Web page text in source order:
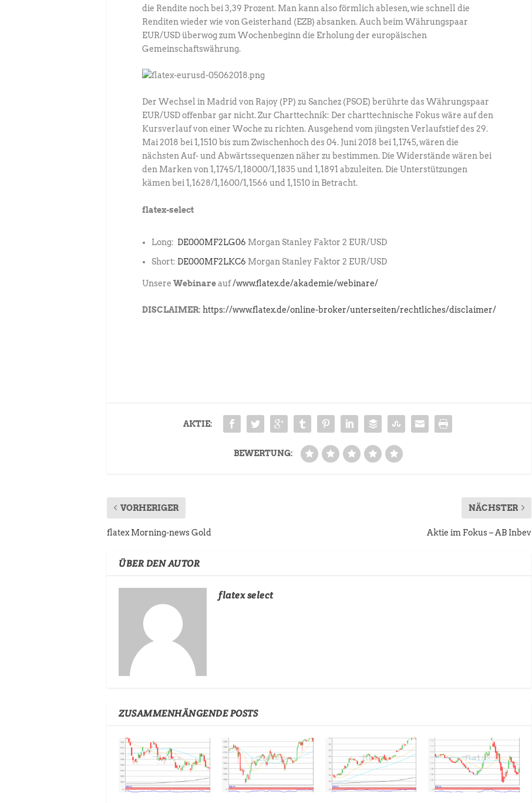
die Rendite noch bei 3,39 Prozent. Man kann also förmlich ablesen, wie schnell die
Renditen wieder wie von Geisterhand (EZB) absanken. Auch beim Währungspaar
EUR/USD überwog zum Wochenbeginn die Erholung der europäischen
Gemeinschaftswährung.
Der Wechsel in Madrid von Rajoy (PP) zu Sanchez (PSOE) berührte das Währungspaar
EUR/USD offenbar gar nicht. Zur Charttechnik: Der charttechnische Fokus wäre auf den
Kursverlauf von einer Woche zu richten. Ausgehend vom jüngsten Verlaufstief des 29.
Mai 2018 bei 1,1510 bis zum Zwischenhoch des 04. Juni 2018 bei 1,1745, wären die
nächsten Auf- und Abwärtssequenzen näher zu bestimmen. Die Widerstände wären bei
den Marken von 1,1745/1,18000/1,1835 und 1,1891 abzuleiten. Die Unterstützungen
kämen bei 1,1628/1,1600/1,1566 und 1,1510 in Betracht.
flatex-select
Long: DE000MF2LG06 Morgan Stanley Faktor 2 EUR/USD
Short: DE000MF2LKC6 Morgan Stanley Faktor 2 EUR/USD
Unsere Webinareauf/www.flatex.de/akademie/webinare/
DISCLAIMER: https://www.flatex.de/online-broker/unterseiten/rechtliches/disclaimer/
AKTIE:
BEWERTUNG:
VORHERIGER
flatex Morning-news Gold
NÄCHSTER
Aktie im Fokus – AB Inbev
ÜBER DEN AUTOR
flatex select
ZUSAMMENHÄNGENDE POSTS